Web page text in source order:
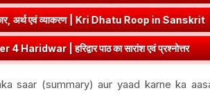
रूप (उभयपदी) - १० लकार, अर्थ एवं व्याकरण | Kri
का सारांश एवं प्रश्नोत्तर ➤Class 8 Hindi
saar (summary) aur yaad karne ka